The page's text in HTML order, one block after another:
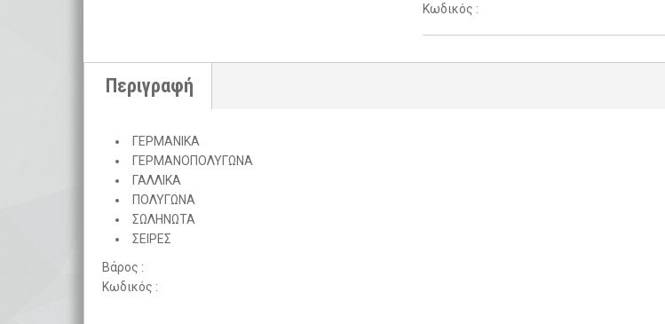
Κωδικός :
ΓΕΡΜΑΝΙΚΑ
ΓΕΡΜΑΝΟΠΟΛΥΓΩΝΑ
ΓΑΛΛΙΚΑ
ΠΟΛΥΓΩΝΑ
ΣΩΛΗΝΩΤΑ
ΣΕΙΡΕΣ
Βάρος :
Κωδικός :